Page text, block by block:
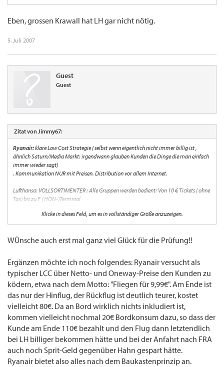
Eben, grossen Krawall hat LH gar nicht nötig.
5. Juli 2007
Guest
Guest
Zitat von Jimmy67:
Ryanair:klare Low Cost Strategie ( selbst wenn eigentlich nicht immer billig ist ,
ähnlich Saturn/Media Markt: irgendwann glauben Kunden die Dinge die man einfach
immer wieder sagt)
. Kommunikation NUR mit Preisen. Distribution vor allem Internet.
Lufthansa: VOLLSORTIMENTER : Alle Gruppen werden bedient: Von 10 € Tickets ( ohne
Tax) bis zu F ( HON-)Terminal
Distribution: auch über Reisebüros.
VIel Glück für die Prüfung!
Klicke in dieses Feld, um es in vollständiger Größe anzuzeigen.
WÜnsche auch erst mal ganz viel Glück für die Prüfung!!
Ergänzen möchte ich noch folgendes: Ryanair versucht als
typischer LCC über Netto- und Oneway-Preise den Kunden zu
ködern, etwa nach dem Motto: "Fliegen für 9,99€". Am Ende ist
das nur der Hinflug, der Rückflug ist deutlich teurer, kostet
vielleicht 80€. Da an Bord wirklich nichts inkludiert ist,
kommen vielleicht nochmal 20€ Bordkonsum dazu, so dass der
Kunde am Ende 110€ bezahlt und den Flug dann letztendlich
bei LH billiger bekommen hätte und bei der Anfahrt nach FRA
auch noch Sprit-Geld gegenüber Hahn gespart hätte.
Ryanair bietet also alles nach dem Baukastenprinzip an.